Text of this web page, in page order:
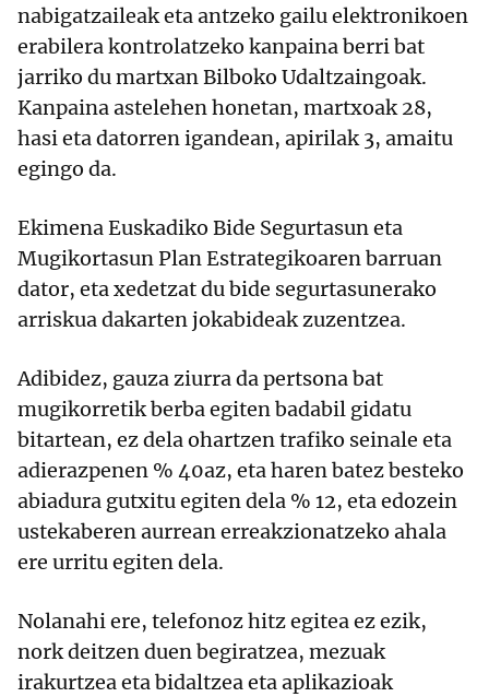
nabigatzaileak eta antzeko gailu elektronikoen
erabilera kontrolatzeko kanpaina berri bat
jarriko du martxan Bilboko Udaltzaingoak.
Kanpaina astelehen honetan, martxoak 28,
hasi eta datorren igandean, apirilak 3, amaitu
egingo da.
Ekimena Euskadiko Bide Segurtasun eta
Mugikortasun Plan Estrategikoaren barruan
dator, eta xedetzat du bide segurtasunerako
arriskua dakarten jokabideak zuzentzea.
Adibidez, gauza ziurra da pertsona bat
mugikorretik berba egiten badabil gidatu
bitartean, ez dela ohartzen trafiko seinale eta
adierazpenen % 40az, eta haren batez besteko
abiadura gutxitu egiten dela % 12, eta edozein
ustekaberen aurrean erreakzionatzeko ahala
ere urritu egiten dela.
Nolanahi ere, telefonoz hitz egitea ez ezik,
nork deitzen duen begiratzea, mezuak
irakurtzea eta bidaltzea eta aplikazioak